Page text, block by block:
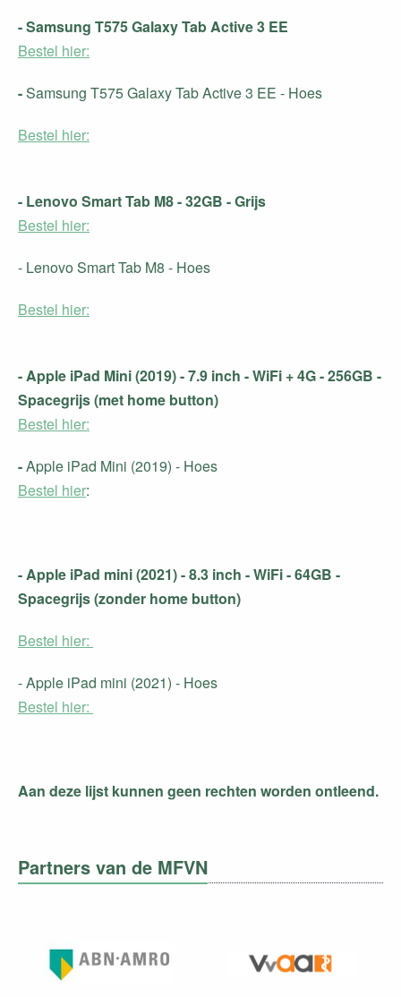
- Samsung T575 Galaxy Tab Active 3 EE
Bestel hier:
-Samsung T575 Galaxy Tab Active 3 EE - Hoes
Bestel hier:
- Lenovo Smart Tab M8 - 32GB - Grijs
Bestel hier:
- Lenovo Smart Tab M8 - Hoes
Bestel hier:
- Apple iPad Mini (2019) - 7.9 inch - WiFi + 4G - 256GB -
Spacegrijs (met home button)
Bestel hier:
-Apple iPad Mini (2019) - Hoes
Bestel hier:
- Apple iPad mini (2021) - 8.3 inch - WiFi - 64GB -
Spacegrijs (zonder home button)
Bestel hier:
- Apple iPad mini (2021) - Hoes
Bestel hier:
Aan deze lijst kunnen geen rechten worden ontleend.
Partners van de MFVN